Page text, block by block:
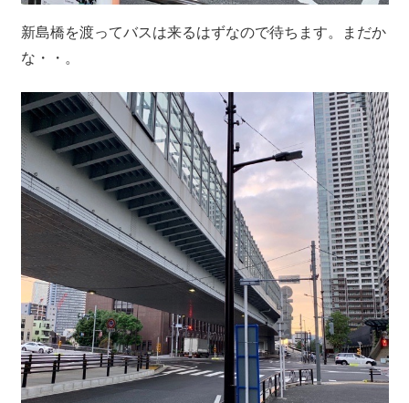
新島橋を渡ってバスは来るはずなので待ちます。まだか
な・・。